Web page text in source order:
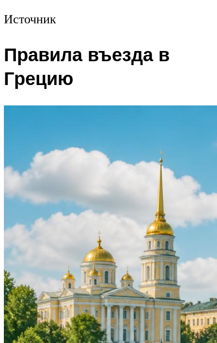
Источник
Правила въезда в
Грецию